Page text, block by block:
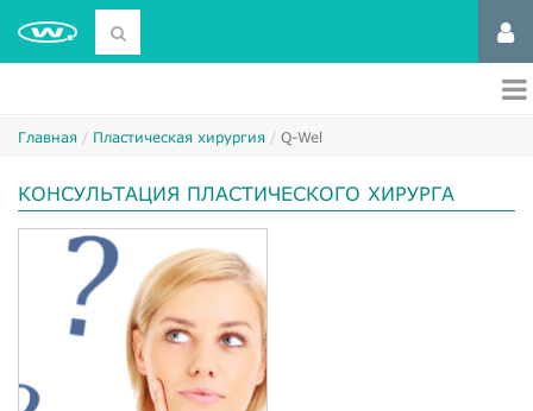
Главная Пластическая хирургия Q-Wel
КОНСУЛЬТАЦИЯ ПЛАСТИЧЕСКОГО ХИРУРГА